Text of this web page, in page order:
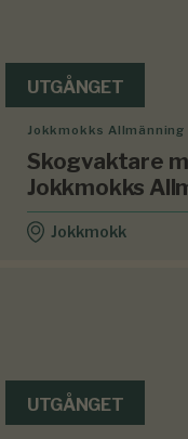
UTGÅNGET
Jokkmokks Allmänning
Skogvaktare
Jokkmokks
Jokkmokk
UTGÅNGET